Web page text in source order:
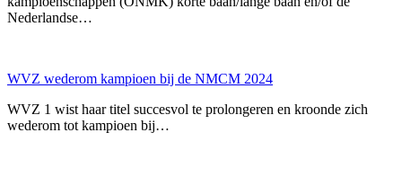
Nederlandse…
WVZ wederom kampioen bij de NMCM 2024
WVZ 1 wist haar titel succesvol te prolongeren en kroonde zich
wederom tot kampioen bij…